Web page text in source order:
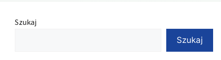
Szukaj
Szukaj